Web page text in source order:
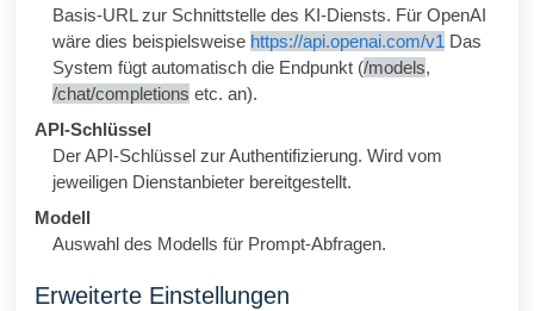
Basis-URL zur Schnittstelle des KI-Diensts. Für OpenAI
wäre dies beispielsweise https://api.openai.com/v1 Das
System fügt automatisch die Endpunkt (/models,
/chat/completions etc. an).
API-Schlüssel
Der API-Schlüssel zur Authentifizierung. Wird vom
jeweiligen Dienstanbieter bereitgestellt.
Modell
Auswahl des Modells für Prompt-Abfragen.
Erweiterte Einstellungen